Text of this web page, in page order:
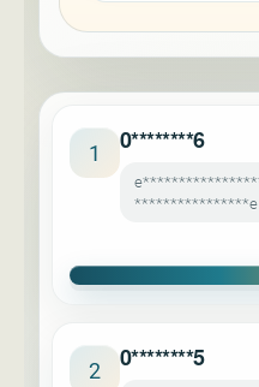
1 0********6
****************e
2 0********5